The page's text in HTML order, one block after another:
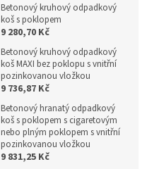
Betonový kruhový odpadkový
koš s poklopem
9 280,70 Kč
Betonový kruhový odpadkový
koš MAXI bez poklopu s vnitřní
pozinkovanou vložkou
9 736,87 Kč
Betonový hranatý odpadkový
koš s poklopem s cigaretovým
nebo plným poklopem s vnitřní
pozinkovanou vložkou
9 831,25 Kč